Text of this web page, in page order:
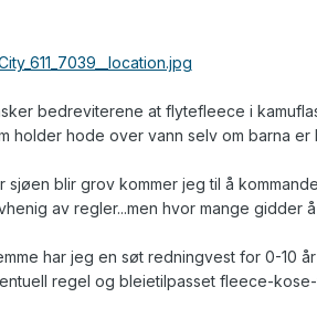
bedreviterene at flytefleece i
holder hode over vann selv om barna er
sjøen blir grov kommer jeg til å
av regler...men hvor mange gidder
har jeg en søt redningvest for 0-10
regel og bleietilpasset fleece-